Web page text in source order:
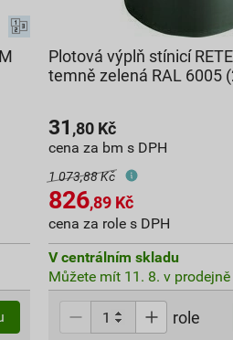
Plotová výplň stínicí
temně zelená RAL 6005
31 ,80 Kč
cena za bm s DPH
1 073,88 Kč
826,89 Kč
cena za role s DPH
V centrálním skladu
Můžete mít 11. 8. v prodejně
role